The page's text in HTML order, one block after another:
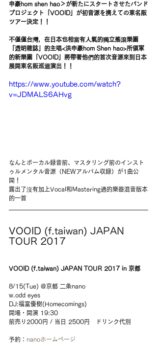
申豪hom shen hao＞が新たにスタートさせたバンド
プロジェクト「VOOID」が初音源を携えての東名阪
ツアー決定！！
不僅僅台灣，在日本也相當有人氣的獨立搖滾樂團
「透明雜誌」的主唱<洪申豪hom Shen hao>所領軍
的新樂團「VOOID」將帶著他們的首次音源來到日本
展開東名阪巡迴演出！！
https://www.youtube.com/watch?
v=JDMALS6AHvg
なんとボーカル録音前、マスタリング前のインスト
ゥルメンタル音源（NEWアルバム収録）が1曲公
開！
露出了沒有加上Vocal和Mastering過的樂器混音版本
的一首
VOOID (f.taiwan) JAPAN
TOUR 2017
VOOID (f.taiwan) JAPAN TOUR 2017 in 京都
8/15(Tue) @京都 二条nano
w.odd eyes
DJ:福富優樹(Homecomings)
開場・開演 19:30
前売り2000円 / 当日 2500円　ドリンク代別
予約： nanoホームページ